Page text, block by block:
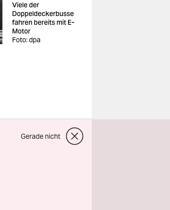
Viele der
Doppeldeckerbusse
fahren bereits mit E-
Motor
Foto: dpa
Gerade nicht